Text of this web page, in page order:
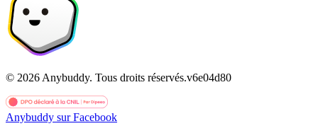
© 2026 Anybuddy. Tous droits réservés.v6e04d80
Anybuddy sur Facebook